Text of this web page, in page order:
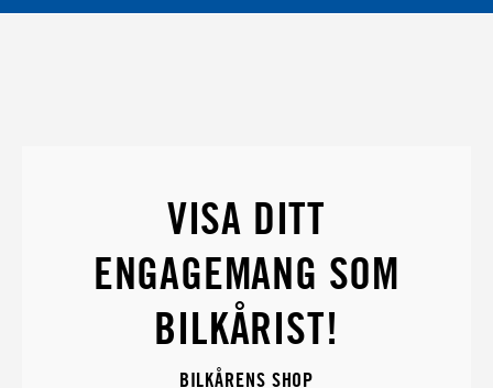
VISA DITT
ENGAGEMANG SOM
BILKÅRIST!
BILKÅRENS SHOP